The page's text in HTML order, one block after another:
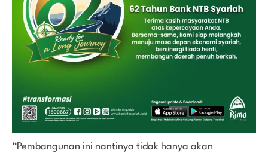
“Pembangunan ini nantinya tidak hanya akan